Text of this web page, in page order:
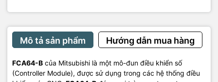
Mô tả sản phẩm Hướng dẫn mua hàng
FCA64-B của Mitsubishi là một mô-đun điều khiển số
(Controller Module), được sử dụng trong các hệ thống điều